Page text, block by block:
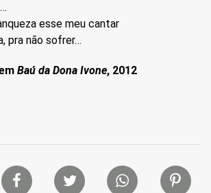
esse meu cantar
pra não sofrer…
Baú da Dona Ivone, 2012